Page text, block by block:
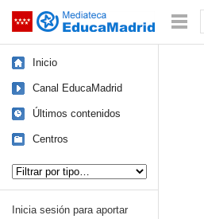
Saltar navegación
Inicio
Canal EducaMadrid
Últimos contenidos
Centros
Inicia sesión para aportar